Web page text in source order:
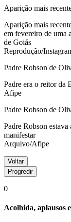
Aparição mais
Aparição mais
em fevereiro de uma
de Goiás
Reprodução/
Padre Robson de
Padre era o reitor da
Afipe
Padre Robson de
Padre Robson estava
manifestar
Arquivo/Afipe
Voltar
Progredir
0
Acolhida, aplausos